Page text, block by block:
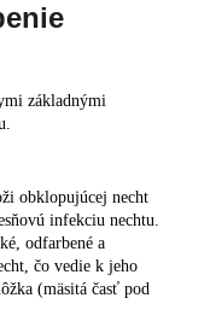
základnými
obklopujúcej necht
infekciu nechtu.
odfarbené a
čo vedie k jeho
(mäsitá časť pod